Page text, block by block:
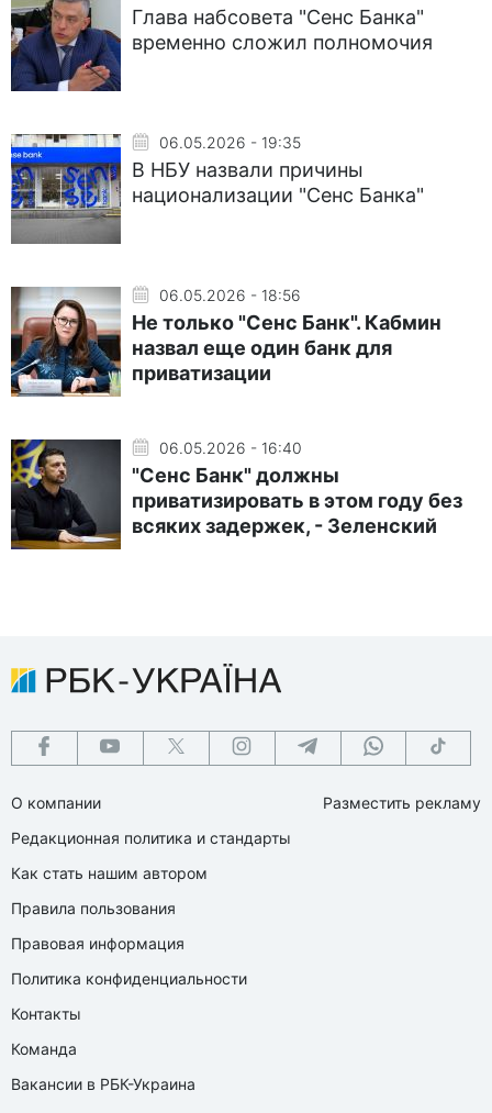
Глава набсовета "Сенс Банка"
временно сложил полномочия
06.05.2026 - 19:35
В НБУ назвали причины
национализации "Сенс Банка"
06.05.2026 - 18:56
Не только "Сенс Банк". Кабмин
назвал еще один банк для
приватизации
06.05.2026 - 16:40
"Сенс Банк" должны
приватизировать в этом году без
всяких задержек, - Зеленский
О компании
Редакционная политика и стандарты
Как стать нашим автором
Правила пользования
Правовая информация
Политика конфиденциальности
Контакты
Команда
Вакансии в РБК-Украина
Разместить рекламу